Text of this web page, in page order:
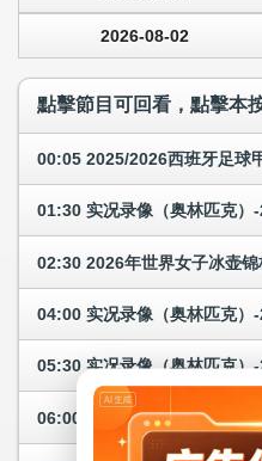
2026-08-02
點擊節目可回看，點擊本
02:30 2026年世界女子冰壶